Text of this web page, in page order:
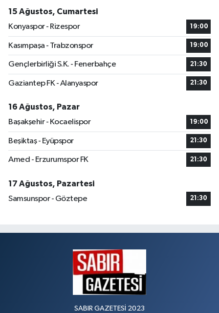
15 Ağustos, Cumartesi
Konyaspor - Rizespor
19:00
Kasımpaşa - Trabzonspor 19:00
Gençlerbirliği S.K. - Fenerbahçe 21:30
Gaziantep FK - Alanyaspor 21:30
16 Ağustos, Pazar
Başakşehir - Kocaelispor
19:00
Beşiktaş - Eyüpspor 21:30
Amed - Erzurumspor FK 21:30
17 Ağustos, Pazartesi
Samsunspor - Göztepe
21:30
SABIR GAZETESİ 2023